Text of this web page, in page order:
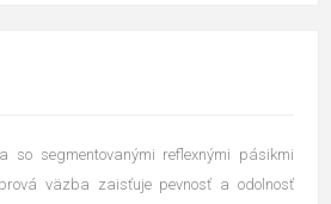
so segmentovanými reflexnými pásikmi
väzba zaisťuje pevnosť a odolnosť